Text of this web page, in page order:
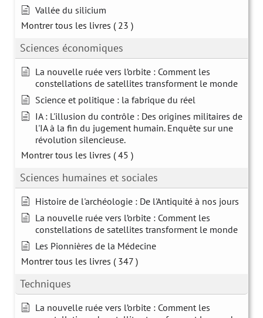
Vallée du silicium
Montrer tous les livres ( 23 )
Sciences économiques
La nouvelle ruée vers l’orbite : Comment les
constellations de satellites transforment le monde
Science et politique : la fabrique du réel
IA : L'illusion du contrôle : Des origines militaires de
l'IA à la fin du jugement humain. Enquête sur une
révolution silencieuse.
Montrer tous les livres ( 45 )
Sciences humaines et sociales
Histoire de l'archéologie : De l'Antiquité à nos jours
La nouvelle ruée vers l’orbite : Comment les
constellations de satellites transforment le monde
Les Pionnières de la Médecine
Montrer tous les livres ( 347 )
Techniques
La nouvelle ruée vers l’orbite : Comment les